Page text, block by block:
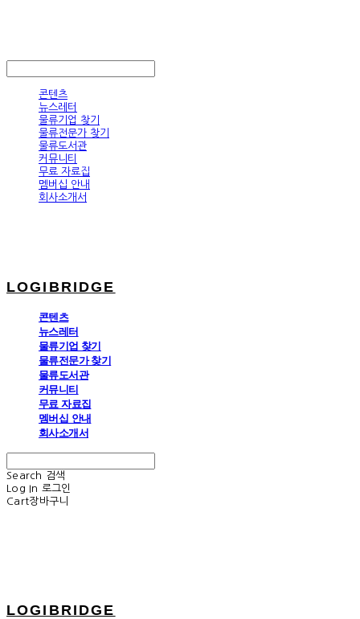
콘텐츠
뉴스레터
물류기업 찾기
물류전문가 찾기
물류도서관
커뮤니티
무료 자료집
멤버십 안내
회사소개서
LOGIBRIDGE
콘텐츠
뉴스레터
물류기업 찾기
물류전문가 찾기
물류도서관
커뮤니티
무료 자료집
멤버십 안내
회사소개서
Search
검색
Log In 로그인
Cart장바구니
LOGIBRIDGE